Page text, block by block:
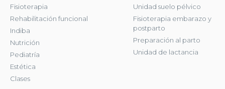
Fisioterapia
Rehabilitación funcional
Indiba
Nutrición
Pediatría
Estética
Clases
Unidad suelo pélvico
Fisioterapia embarazo y
postparto
Preparación al parto
Unidad de lactancia